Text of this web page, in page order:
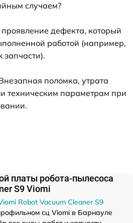
случаем?
дефекта, который
работой (например,
поломка, утрата
техническим параметрам при
платы робота-пылесоса
S9 Viomi
Robot Vacuum Cleaner S9
сц Viomi в Барнауле